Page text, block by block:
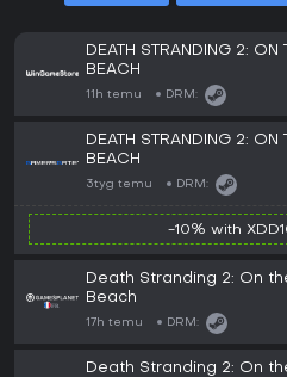
DEATH STRANDING 2: ON
BEACH
11h temu DRM:
DEATH STRANDING 2: ON
BEACH
3tyg temu DRM:
-10% with
Death Stranding 2: On
Beach
17h temu DRM:
Death Stranding 2: On